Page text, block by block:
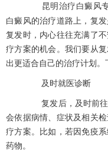
昆明治疗白癜风
白癜风的治疗道路上，复
复发时，内心往往充满了
疗方案的机会。我们要从
出更适合自己的治疗计划。
及时就医诊断
复发后，及时前往
会依据病情、症状及相关
疗方案。比如，若因免疫
药物。